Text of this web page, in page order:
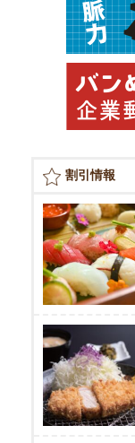
割引情報